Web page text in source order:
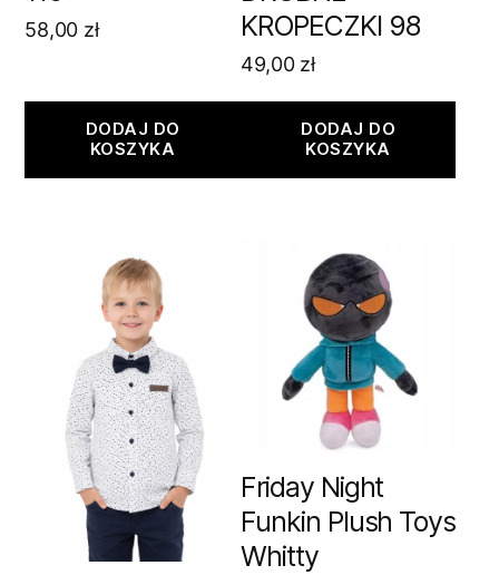
58,00 zł
DODAJ DO
KOSZYKA
KROPECZKI 98
49,00 zł
DODAJ DO
KOSZYKA
Friday Night
Funkin Plush Toys
Whitty